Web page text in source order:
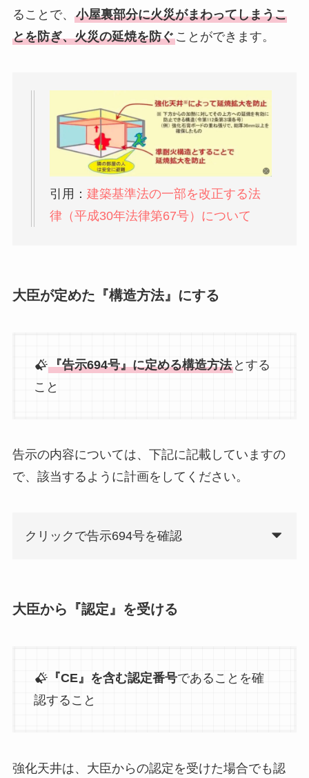
ることで、 小屋裏部分に火災がまわってしまうこ
とを防ぎ、火災の延焼を防ぐことができます。
引用： 建築基準法の一部を改正する法
律（平成30年法律第67号）について
大臣が定めた『構造方法』にする
『告示694号』に定める構造方法 とする
こと
告示の内容については、下記に記載していますの
で、該当するように計画をしてください。
クリックで告示694号を確認
大臣から『認定』を受ける
『CE』を含む認定番号であることを確
認すること
強化天井は、大臣からの認定を受けた場合でも認